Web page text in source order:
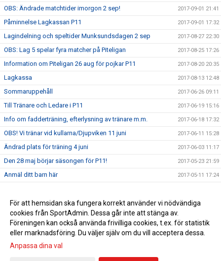
OBS: Ändrade matchtider imorgon 2 sep! 2017-09-01 21:41
Påminnelse Lagkassan P11 2017-09-01 17:32
Lagindelning och speltider Munksundsdagen 2 sep 2017-08-27 22:30
OBS: Lag 5 spelar fyra matcher på Piteligan 2017-08-25 17:26
Information om Piteligan 26 aug för pojkar P11 2017-08-20 20:35
Lagkassa 2017-08-13 12:48
Sommaruppehåll 2017-06-26 09:11
Till Tränare och Ledare i P11 2017-06-19 15:16
Info om fadderträning, efterlysning av tränare m.m. 2017-06-18 17:32
OBS! Vi tränar vid kullarna/Djupviken 11 juni 2017-06-11 15:28
Ändrad plats för träning 4 juni 2017-06-03 11:17
Den 28 maj börjar säsongen för P11! 2017-05-23 21:59
Anmäl ditt barn här 2017-05-11 17:24
Välkomna till upptaktsträff för föräldrar till barn födda 2011 2017-04-24 12:31
Välkommen att spela fotboll i Piteå IF 2017-02-14 06:37
Gå till Webbversion
För att hemsidan ska fungera korrekt använder vi nödvändiga
cookies från SportAdmin. Dessa går inte att stänga av.
Föreningen kan också använda frivilliga cookies, t.ex. för statistik
eller marknadsföring. Du väljer själv om du vill acceptera dessa.
Anpassa dina val